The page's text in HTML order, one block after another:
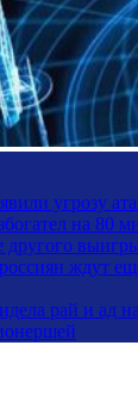
угрозу
на 80
другого
ждут
рай и ад